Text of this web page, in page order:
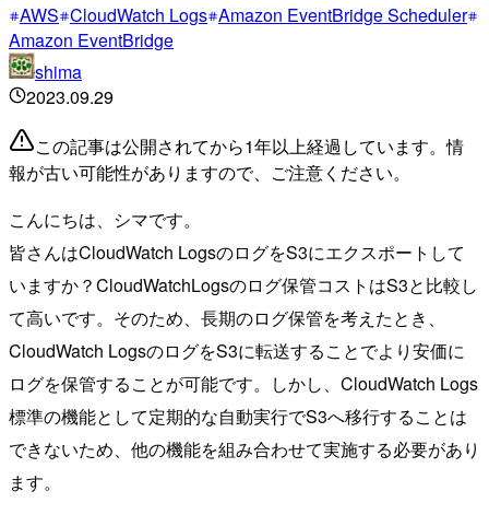
AWS CloudWatch Logs Amazon EventBridge Scheduler
Amazon EventBridge
shima
2023.09.29
この記事は公開されてから1年以上経過しています。情
報が古い可能性がありますので、ご注意ください。
こんにちは、シマです。
皆さんはCloudWatch LogsのログをS3にエクスポートして
いますか？CloudWatchLogsのログ保管コストはS3と比較し
て高いです。そのため、長期のログ保管を考えたとき、
CloudWatch LogsのログをS3に転送することでより安価に
ログを保管することが可能です。しかし、CloudWatch Logs
標準の機能として定期的な自動実行でS3へ移行することは
できないため、他の機能を組み合わせて実施する必要があり
ます。